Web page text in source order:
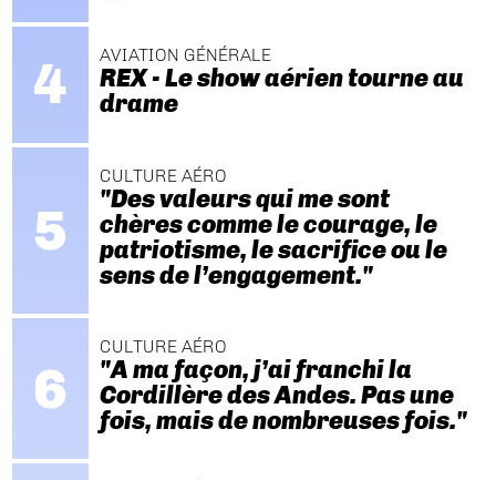
AVIATION GÉNÉRALE
REX - Le show aérien tourne au
drame
CULTURE AÉRO
"Des valeurs qui me sont
chères comme le courage, le
patriotisme, le sacrifice ou le
sens de l’engagement."
CULTURE AÉRO
"A ma façon, j’ai franchi la
Cordillère des Andes. Pas une
fois, mais de nombreuses fois."